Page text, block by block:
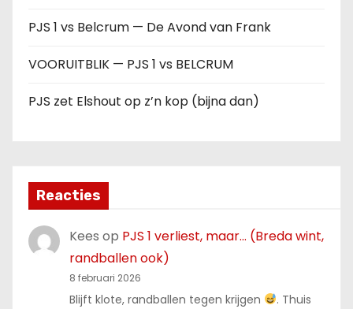
PJS 1 vs Belcrum — De Avond van Frank
VOORUITBLIK — PJS 1 vs BELCRUM
PJS zet Elshout op z’n kop (bijna dan)
Reacties
Kees op PJS 1 verliest, maar… (Breda wint,
randballen ook)
8 februari 2026
Blijft klote, randballen tegen krijgen
. Thuis